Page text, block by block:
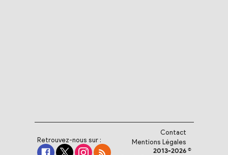
Retrouvez-nous sur :
Contact
Mentions Légales
2013-2026 ©